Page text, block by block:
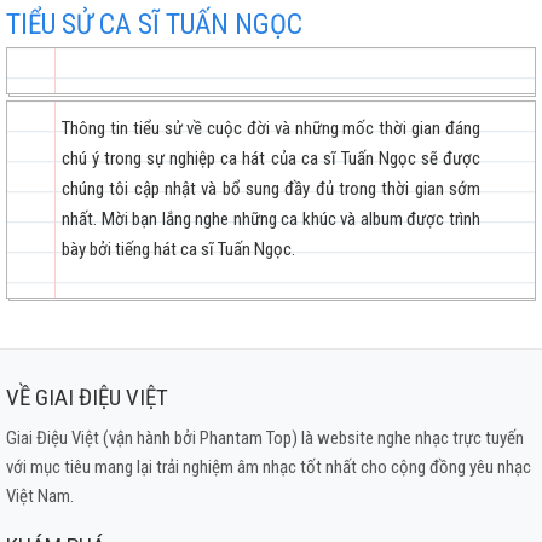
Em Còn Yêu Anh
Xin Trả Nợ Người
Vì Đó Là Em
Nỗi Đau Muộn Màng
Một Lần Nào Cho Tôi Gặp Lại Em
Mắt Lệ Cho Người
Hết Rồi Từ Đây
Bao giờ biết tương tư
Hà Nội Thu Nhớ
Tình Khúc Một Ngày Buồn
Kỷ Niệm
Chiều Lữ Thứ
TIỂU SỬ CA SĨ TUẤN NGỌC
Thông tin tiểu sử về cuộc đời và những mốc thời gian đáng
chú ý trong sự nghiệp ca hát của ca sĩ Tuấn Ngọc sẽ được
chúng tôi cập nhật và bổ sung đầy đủ trong thời gian sớm
nhất. Mời bạn lắng nghe những ca khúc và album được trình
bày bởi tiếng hát ca sĩ Tuấn Ngọc.
VỀ GIAI ĐIỆU VIỆT
Giai Điệu Việt (vận hành bởi Phantam Top) là website nghe nhạc trực tuyến
với mục tiêu mang lại trải nghiệm âm nhạc tốt nhất cho cộng đồng yêu nhạc
Việt Nam.